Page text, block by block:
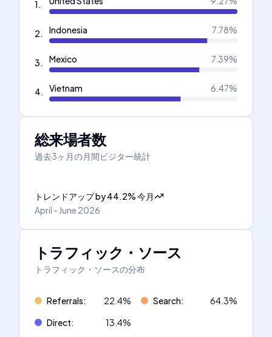
1.
2. Indonesia 7.78%
3. Mexico 7.39%
4. Vietnam 6.47%
総来場者数
過去3ヶ月の月間ビジター統計
トレンドアップby44.2%今月
April - June 2026
トラフィック・ソース
トラフィック・ソースの分布
Referrals: 22.4% Search: 64.3%
Direct: 13.4%